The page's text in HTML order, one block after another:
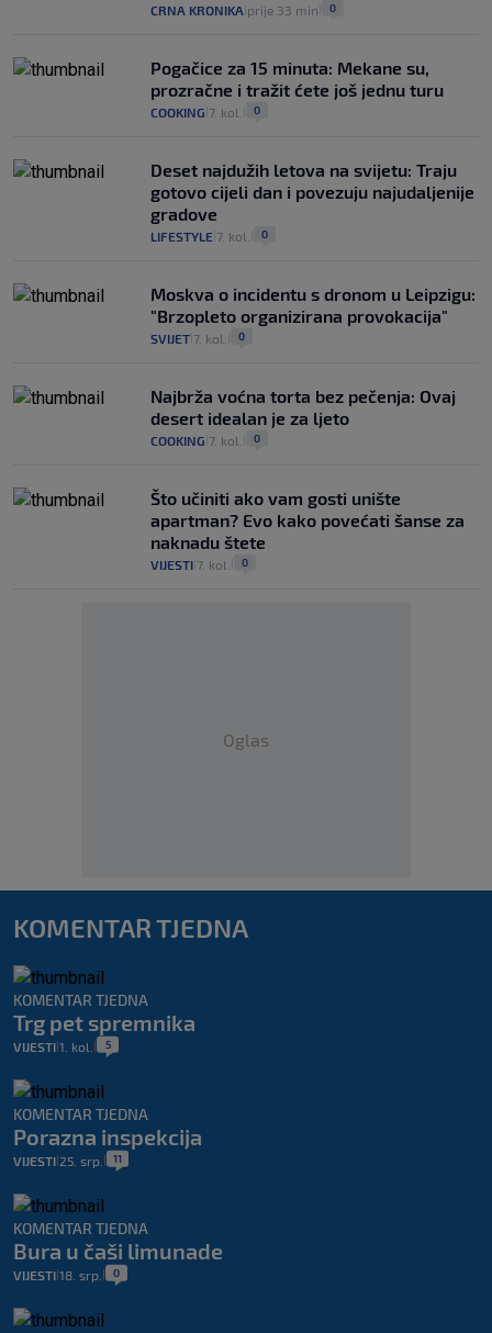
CRNA KRONIKA prije 33 min 0
Pogačice za 15 minuta: Mekane su,
prozračne i tražit ćete još jednu turu
COOKING 7. kol. 0
Deset najdužih letova na svijetu: Traju
gotovo cijeli dan i povezuju najudaljenije
gradove
LIFESTYLE 7. kol. 0
Moskva o incidentu s dronom u Leipzigu:
"Brzopleto organizirana provokacija"
SVIJET 7. kol. 0
Najbrža voćna torta bez pečenja: Ovaj
desert idealan je za ljeto
COOKING 7. kol. 0
Što učiniti ako vam gosti unište
apartman? Evo kako povećati šanse za
naknadu štete
VIJESTI 7. kol. 0
Oglas
KOMENTAR TJEDNA
KOMENTAR TJEDNA
Trg pet spremnika
VIJESTI 1. kol. 5
KOMENTAR TJEDNA
Porazna inspekcija
VIJESTI 25. srp. 11
KOMENTAR TJEDNA
Bura u čaši limunade
VIJESTI 18. srp. 0